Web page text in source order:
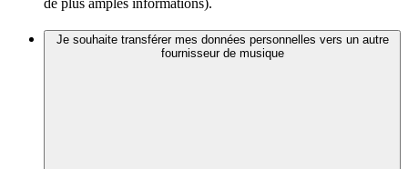
Je souhaite transférer mes données personnelles vers un autre
fournisseur de musique